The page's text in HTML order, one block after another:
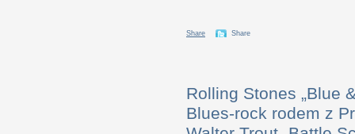
Share Share
Rolling Stones „Blue
Blues-rock rodem z